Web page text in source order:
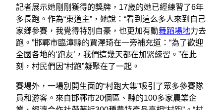
記者展示她剛剛獲得的獎牌，17歲的她已經練習了6年
多長跑。作為“東道主”，她說：“看到這么多人來到自己
家鄉參賽，我覺得特別自豪，也更加有動舞蹈場地力去
跑。”邯鄲市臨漳縣的賈澤琦在一旁補充道：“為了歡迎
全國各地的‘跑友’，我們這幾天都在加緊練習。”在此
刻，村民們因“村跑”凝聚在了一起。
賽場外，一場別開生面的“村跑大集”吸引了眾多參賽隊
員和游客。來自邯鄲市20個區、縣的100多家農業企